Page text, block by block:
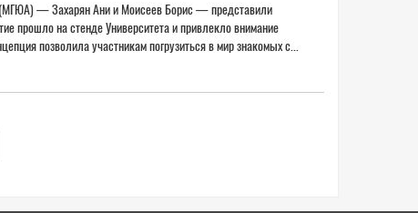
(МГЮА) — Захарян Ани и Моисеев Борис — представили
прошло на стенде Университета и привлекло внимание
позволила участникам погрузиться в мир знакомых с...